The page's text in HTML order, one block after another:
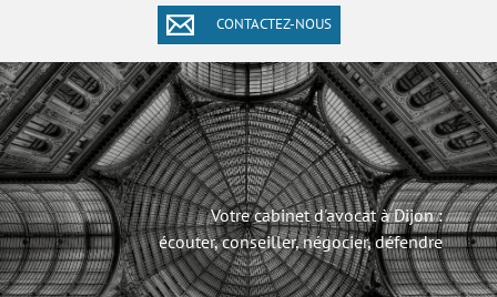
CONTACTEZ-NOUS
Votre cabinet d'avocat à Dijon :
écouter, conseiller, négocier, défendre